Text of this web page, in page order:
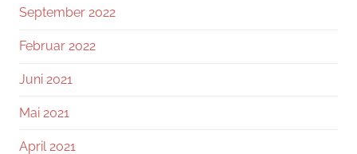
September 2022
Februar 2022
Juni 2021
Mai 2021
April 2021